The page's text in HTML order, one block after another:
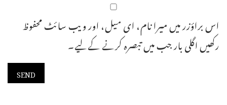
اس براؤزر میں میرا نام، ای میل، اور ویب سائٹ محفوظ
رکھیں اگلی بار جب میں تبصرہ کرنے کےلیے۔